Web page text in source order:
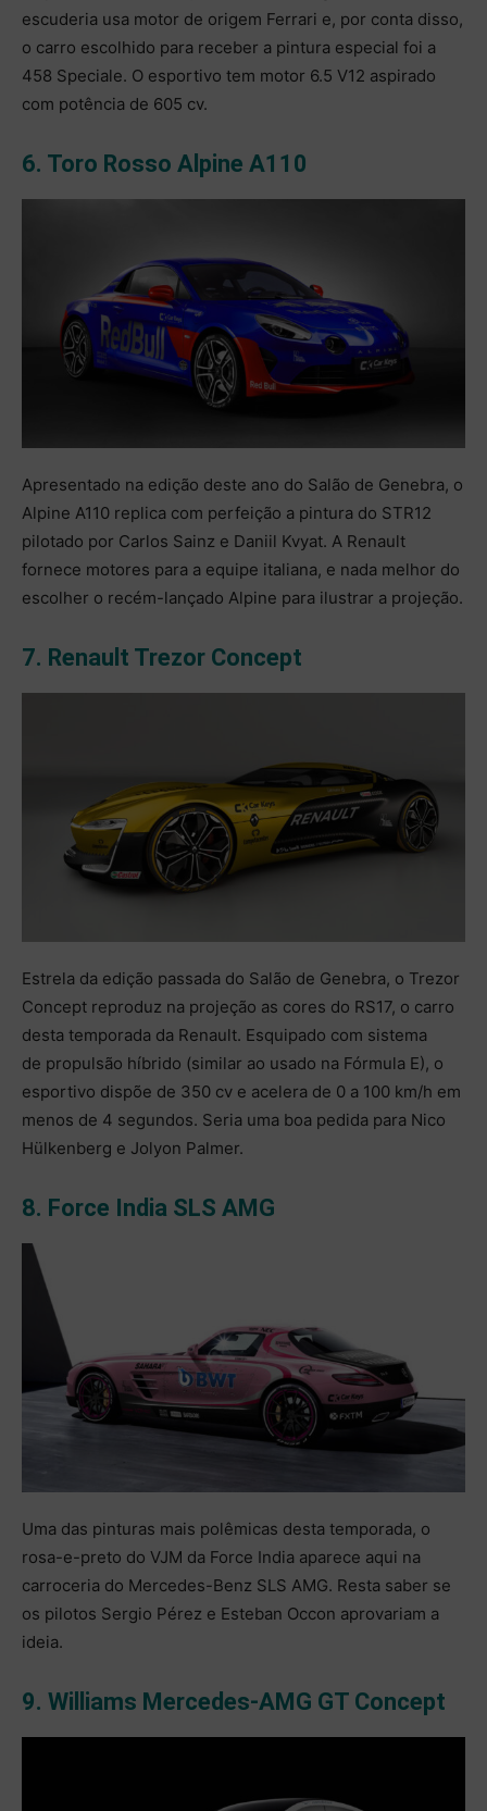
escuderia usa motor de origem Ferrari e, por conta disso,
o carro escolhido para receber a pintura especial foi a
458 Speciale. O esportivo tem motor 6.5 V12 aspirado
com potência de 605 cv.
6. Toro Rosso Alpine A110
Apresentado na edição deste ano do Salão de Genebra, o
Alpine A110 replica com perfeição a pintura do STR12
pilotado por Carlos Sainz e Daniil Kvyat. A Renault
fornece motores para a equipe italiana, e nada melhor do
escolher o recém-lançado Alpine para ilustrar a projeção.
7. Renault Trezor Concept
Estrela da edição passada do Salão de Genebra, o Trezor
Concept reproduz na projeção as cores do RS17, o carro
desta temporada da Renault. Esquipado com sistema
de propulsão híbrido (similar ao usado na Fórmula E), o
esportivo dispõe de 350 cv e acelera de 0 a 100 km/h em
menos de 4 segundos. Seria uma boa pedida para Nico
Hülkenberg e Jolyon Palmer.
8. Force India SLS AMG
Uma das pinturas mais polêmicas desta temporada, o
rosa-e-preto do VJM da Force India aparece aqui na
carroceria do Mercedes-Benz SLS AMG. Resta saber se
os pilotos Sergio Pérez e Esteban Occon aprovariam a
ideia.
9. Williams Mercedes-AMG GT Concept